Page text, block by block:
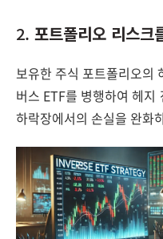
2.포트폴리오 리스크
보유한 주식 포트폴리오의
버스 ETF를 병행하여 헤지
하락장에서의 손실을 완화